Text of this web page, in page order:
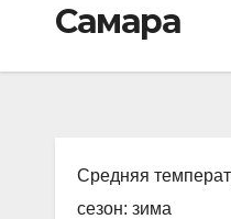
Самара
Средняя
сезон: зима